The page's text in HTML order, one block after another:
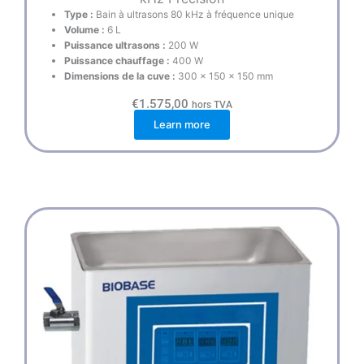
Type : Bain à ultrasons 80 kHz à fréquence unique
Volume : 6 L
Puissance ultrasons : 200 W
Puissance chauffage : 400 W
Dimensions de la cuve : 300 × 150 × 150 mm
€1.575,00 hors TVA
Learn more